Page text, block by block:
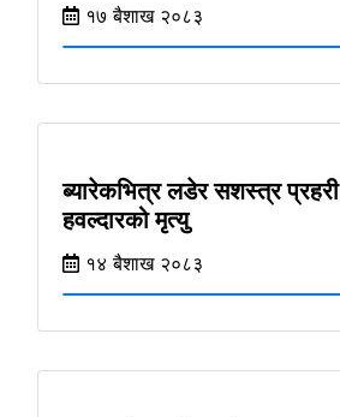
१७ ब‌ैशाख २०८३
ब्यारेकभित्र लडेर सशस्त्र प्रहरी
हवल्दारको मृत्यु
१४ ब‌ैशाख २०८३